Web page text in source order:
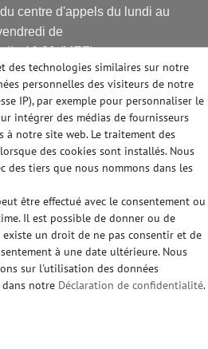
centre d'appels du lundi au
de
16:00 (MEZ)
DE PAIEMENT
SOCIAUX
des technologies similaires sur notre
personnelles des visiteurs de notre
IP), par exemple pour personnaliser le
intégrer des médias de fournisseurs
à notre site web. Le traitement des
des cookies sont installés. Nous
des tiers que nous nommons dans les
être effectué avec le consentement ou
Il est possible de donner ou de
existe un droit de ne pas consentir et de
à une date ultérieure. Nous
sur l'utilisation des données
dans notre Déclaration de confidentialité.